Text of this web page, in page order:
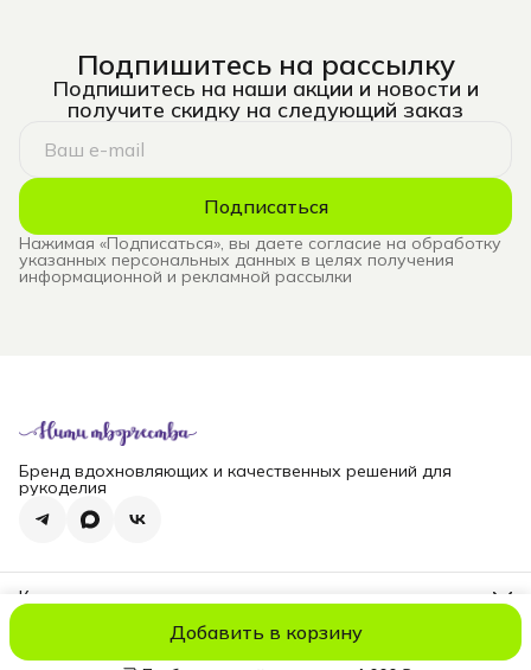
Добавить в корзину
Подпишитесь на рассылку
Подпишитесь на наши акции и новости и
получите скидку на следующий заказ
Подписаться
Нажимая «Подписаться», вы даете согласие на обработку
указанных персональных данных в целях получения
информационной и рекламной рассылки
Бренд вдохновляющих и качественных решений для
рукоделия
Контакты
Эл. почта
© niti_liveОплатаДоставкаПравила возвратаРеквизиты